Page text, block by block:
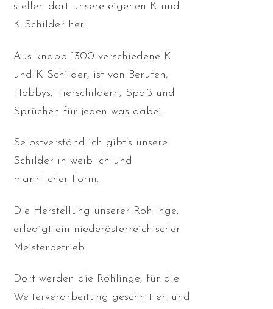
stellen dort unsere eigenen K und
K Schilder her.
Aus knapp 1300 verschiedene K
und K Schilder, ist von Berufen,
Hobbys, Tierschildern, Spaß und
Sprüchen für jeden was dabei.
Selbstverständlich gibt’s unsere
Schilder in weiblich und
männlicher Form.
Die Herstellung unserer Rohlinge,
erledigt ein niederösterreichischer
Meisterbetrieb.
Dort werden die Rohlinge, für die
Weiterverarbeitung geschnitten und